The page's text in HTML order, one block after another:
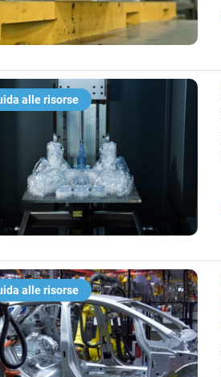
alle risorse
alle risorse